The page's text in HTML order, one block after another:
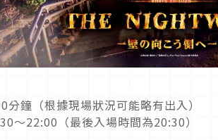
分鐘（根據現場狀況可能略有出入）
～22:00（最後入場時間為20:30）